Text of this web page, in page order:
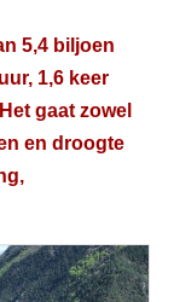
5,4 biljoen
1,6 keer
gaat zowel
en droogte